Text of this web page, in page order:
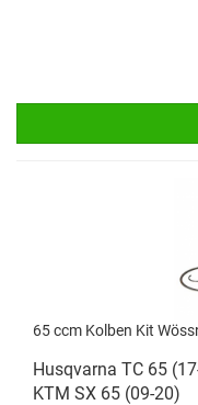
65 ccm Kolben Kit
Husqvarna TC 65
KTM SX 65 (09-20)